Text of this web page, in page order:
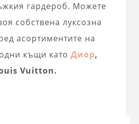
гардероб. Можете
собствена луксозна
асортиментите на
къщи като Диор,
Vuitton.